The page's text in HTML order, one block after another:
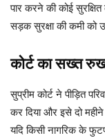
पार करने की कोई
सड़क सुरक्षा की कमी को
कोर्ट का सख्त
सुप्रीम कोर्ट ने पीड़ित
कर दिया और इसे दो
यदि किसी नागरिक के